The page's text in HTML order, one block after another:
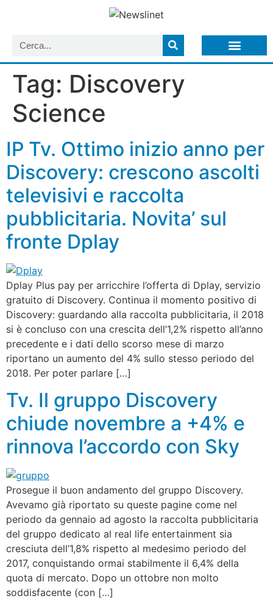
Tag: Discovery
Science
IP Tv. Ottimo inizio anno per
Discovery: crescono ascolti
televisivi e raccolta
pubblicitaria. Novita’ sul
fronte Dplay
Dplay Plus pay per arricchire l’offerta di Dplay, servizio
gratuito di Discovery. Continua il momento positivo di
Discovery: guardando alla raccolta pubblicitaria, il 2018
si è concluso con una crescita dell’1,2% rispetto all’anno
precedente e i dati dello scorso mese di marzo
riportano un aumento del 4% sullo stesso periodo del
2018. Per poter parlare […]
Tv. Il gruppo Discovery
chiude novembre a +4% e
rinnova l’accordo con Sky
Prosegue il buon andamento del gruppo Discovery.
Avevamo già riportato su queste pagine come nel
periodo da gennaio ad agosto la raccolta pubblicitaria
del gruppo dedicato al real life entertainment sia
cresciuta dell’1,8% rispetto al medesimo periodo del
2017, conquistando ormai stabilmente il 6,4% della
quota di mercato. Dopo un ottobre non molto
soddisfacente (con […]